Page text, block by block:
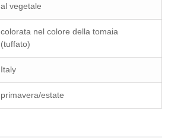
al vegetale
colorata nel colore della tomaia
(tuffato)
Italy
primavera/estate